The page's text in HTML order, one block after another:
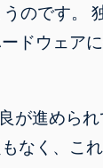
のです。
ドウェアに
が進めら
なく、こ